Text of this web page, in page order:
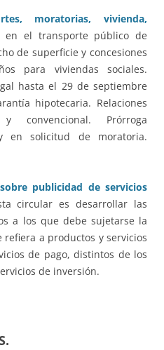
moratorias, vivienda,
en el transporte público de
de superficie y concesiones
para viviendas sociales.
hasta el 29 de septiembre
hipotecaria. Relaciones
convencional. Prórroga
en solicitud de moratoria.
publicidad de servicios
circular es desarrollar las
a los que debe sujetarse la
a productos y servicios
de pago, distintos de los
de inversión.
.